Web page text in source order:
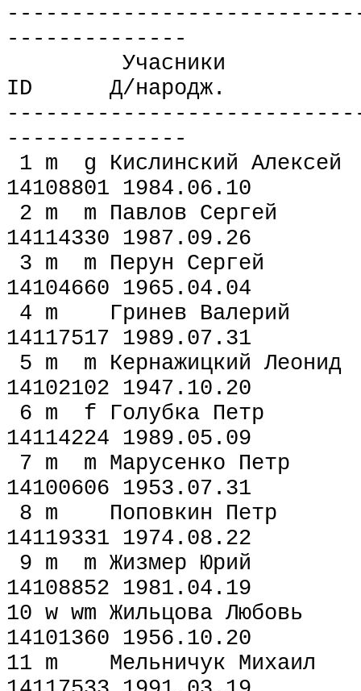
--------------
ID Д/народж.
--------------
1 m g Кислинский
14108801 1984.06.10
2 m m Павлов
14114330 1987.09.26
3 m m Перун
14104660 1965.04.04
4 m Гринев
14117517 1989.07.31
5 m m Кернажицкий
14102102 1947.10.20
6 m f Голубка
14114224 1989.05.09
7 m m Марусенко
14100606 1953.07.31
8 m Поповкин
14119331 1974.08.22
9 m m Жизмер
14108852 1981.04.19
10 w wm Жильцова
14101360 1956.10.20
11 m Мельничук